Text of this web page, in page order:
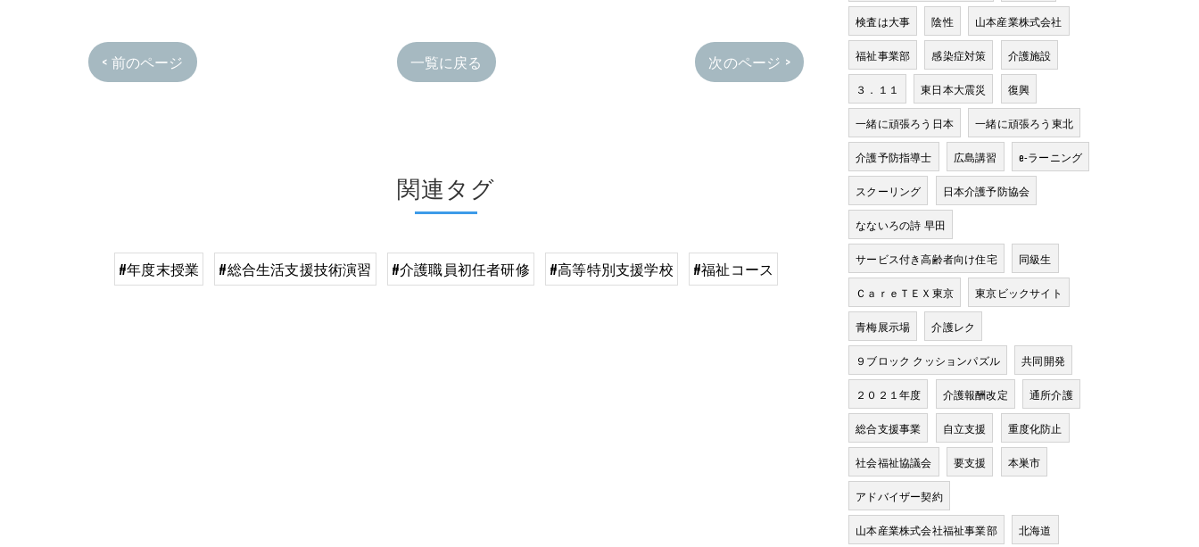
< 前のページ 一覧に戻る 次のページ >
関連タグ
#年度末授業 #総合生活支援技術演習 #介護職員初任者研修 #高等特別支援学校 #福祉コース
検査は大事 陰性 山本産業株式会社
福祉事業部 感染症対策 介護施設
３．１１ 東日本大震災 復興
一緒に頑張ろう日本 一緒に頑張ろう東北
介護予防指導士 広島講習 e-ラーニング
スクーリング 日本介護予防協会
なないろの詩 早田
サービス付き高齢者向け住宅 同級生
ＣａｒｅＴＥＸ東京 東京ビックサイト
青梅展示場 介護レク
９ブロック クッションパズル 共同開発
２０２１年度 介護報酬改定 通所介護
総合支援事業 自立支援 重度化防止
社会福祉協議会 要支援 本巣市
アドバイザー契約
山本産業株式会社福祉事業部 北海道